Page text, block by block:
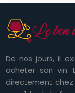
De nos jours, il
acheter son vin.
directement